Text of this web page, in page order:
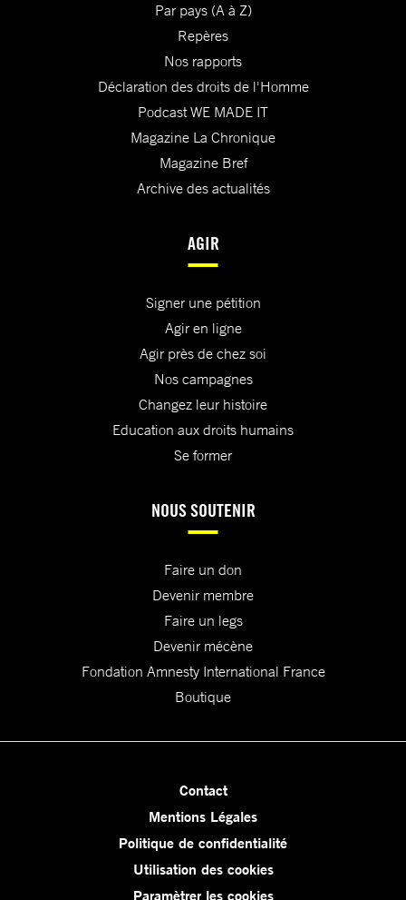
Par pays (A à Z)
Repères
Nos rapports
Déclaration des droits de l'Homme
Podcast WE MADE IT
Magazine La Chronique
Magazine Bref
Archive des actualités
AGIR
Signer une pétition
Agir en ligne
Agir près de chez soi
Nos campagnes
Changez leur histoire
Education aux droits humains
Se former
NOUS SOUTENIR
Faire un don
Devenir membre
Faire un legs
Devenir mécène
Fondation Amnesty International France
Boutique
Contact
Mentions Légales
Politique de confidentialité
Utilisation des cookies
Paramètrer les cookies